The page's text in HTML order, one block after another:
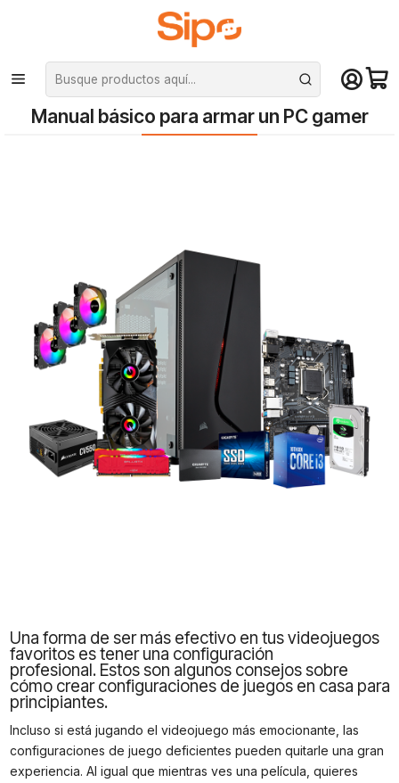
¡Compra hasta mediodía y recibe hoy! De lunes a sábado en el gran
Santiago. Envío gratis desde $29.990
Inicio Blog Manual básico para armar un PC gamer
Manual básico para armar un PC gamer
Una forma de ser más efectivo en tus videojuegos
favoritos es tener una configuración
profesional. Estos son algunos consejos sobre
cómo crear configuraciones de juegos en casa para
principiantes.
Incluso si está jugando el videojuego más emocionante, las
configuraciones de juego deficientes pueden quitarle una gran
experiencia. Al igual que mientras ves una película, quieres